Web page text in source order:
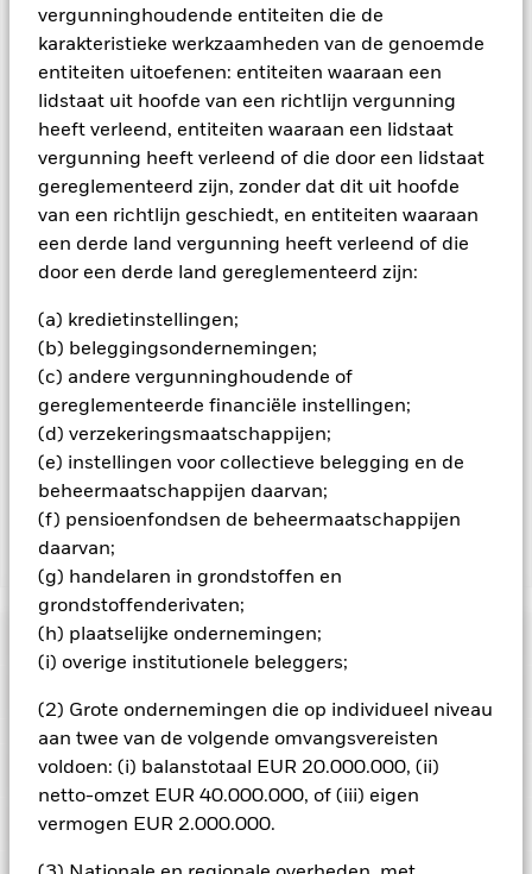
vergunninghoudende entiteiten die de
karakteristieke werkzaamheden van de genoemde
entiteiten uitoefenen: entiteiten waaraan een
lidstaat uit hoofde van een richtlijn vergunning
heeft verleend, entiteiten waaraan een lidstaat
vergunning heeft verleend of die door een lidstaat
gereglementeerd zijn, zonder dat dit uit hoofde
van een richtlijn geschiedt, en entiteiten waaraan
een derde land vergunning heeft verleend of die
door een derde land gereglementeerd zijn:
(a) kredietinstellingen;
(b) beleggingsondernemingen;
(c) andere vergunninghoudende of
gereglementeerde financiële instellingen;
(d) verzekeringsmaatschappijen;
(e) instellingen voor collectieve belegging en de
beheermaatschappijen daarvan;
(f) pensioenfondsen de beheermaatschappijen
daarvan;
(g) handelaren in grondstoffen en
grondstoffenderivaten;
(h) plaatselijke ondernemingen;
(i) overige institutionele beleggers;
(2) Grote ondernemingen die op individueel niveau
aan twee van de volgende omvangsvereisten
voldoen: (i) balanstotaal EUR 20.000.000, (ii)
netto-omzet EUR 40.000.000, of (iii) eigen
vermogen EUR 2.000.000.
waarop ze gebaseerd zijn en kunnen leiden tot grotere
verliezen of winsten, wat leidt tot grotere schommelingen in
de waarde van het Fonds. De invloed op het Fonds kan groter
zijn wanneer op een uitvoerige of complexe manier wordt
gebruikgemaakt van derivaten.
Alle aandelenklassen met valutahedging van dit fonds
gebruiken derivaten om valutarisico's af te dekken. Het
gebruik van derivaten voor een aandelenklasse kan een
potentieel besmettingsrisico (ook bekend als spill-over) voor
andere aandelenklassen in het fonds betekenen. De
beheermaatschappij van het fonds waarborgt dat er
besmettingsrisico voor andere aandelenklassen te
minimaliseren. Via het uitklapvakje direct onder de naam van
het fonds, kunt u een lijst van alle aandelenklassen in het
fonds bekijken – aandelenklassen met valutahedging worden
aangegeven door het woord 'Hedged' in de naam van de
aandelenklasse. Daarnaast is een volledige lijst van alle
aandelenklassen met valutahedging op aanvraag
verkrijgbaar bij de beheermaatschappij van het fonds.
iShares Russell 2000 Swap UCITS ETF
Risicometer
Grafiek
Volledige grafiek bekijken
De waarde van aandelen en aandelengerelateerde effecten
kan worden beïnvloed door dagelijkse schommelingen op de
aandelenmarkten. Tot de andere factoren die van invloed zijn,
behoren politiek en economisch nieuws, bedrijfsresultaten en
Kerngegevens
Portefeuille kenmerken